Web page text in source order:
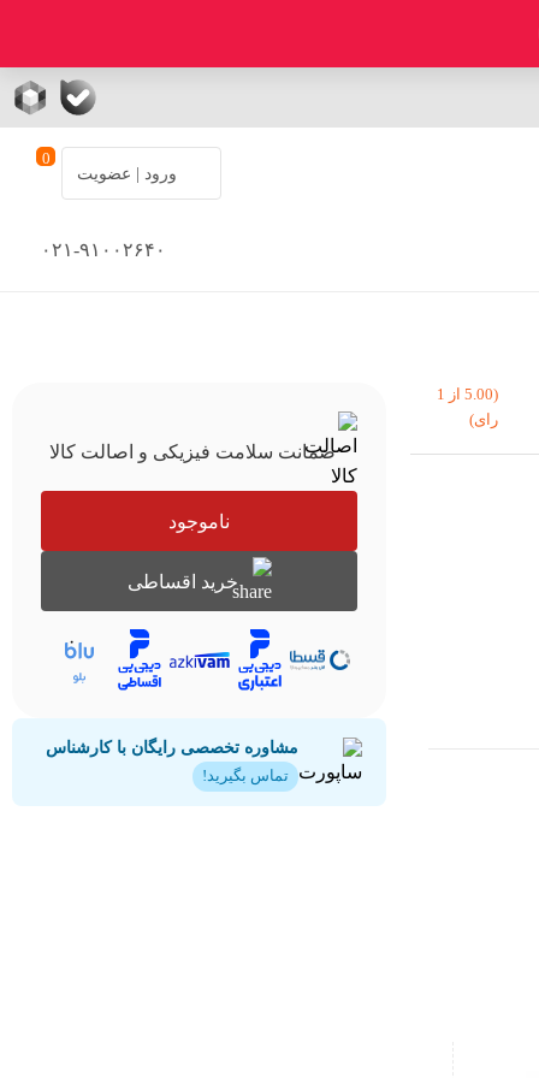
ورود | عضویت
0
۰۲۱-۹۱۰۰۲۶۴۰
(5.00 از 1
رای)
ضمانت سلامت فیزیکی و اصالت کالا
ناموجود
خرید اقساطی
مشاوره تخصصی رایگان با کارشناس
تماس بگیرید!